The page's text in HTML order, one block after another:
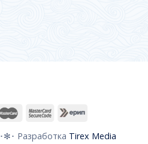
･✻･ Разработка Tirex Media